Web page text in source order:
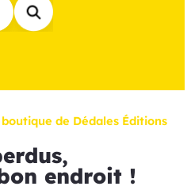
de Dédales Éditions
endroit !